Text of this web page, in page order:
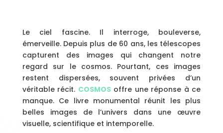
Le ciel fascine. Il interroge, bouleverse,
émerveille. Depuis plus de 60 ans, les télescopes
capturent des images qui changent notre
regard sur le cosmos. Pourtant, ces images
restent dispersées, souvent privées d’un
véritable récit. COSMOSoffre une réponse à ce
manque. Ce livre monumental réunit les plus
belles images de l’univers dans une œuvre
visuelle, scientifique et intemporelle.